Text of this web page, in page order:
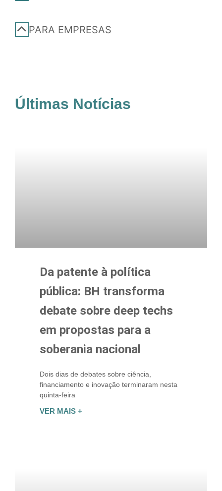
PARA EMPRESAS
Últimas Notícias
Da patente à política
pública: BH transforma
debate sobre deep techs
em propostas para a
soberania nacional
Dois dias de debates sobre ciência,
financiamento e inovação terminaram nesta
quinta-feira
VER MAIS +